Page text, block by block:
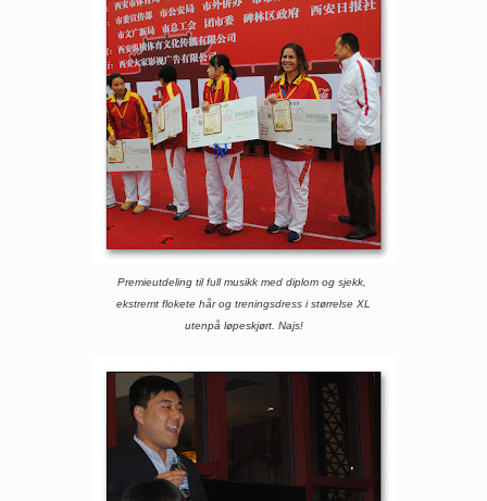
Premieutdeling til full musikk med diplom og sjekk,
ekstremt flokete hår og treningsdress i størrelse XL
utenpå løpeskjørt. Najs!